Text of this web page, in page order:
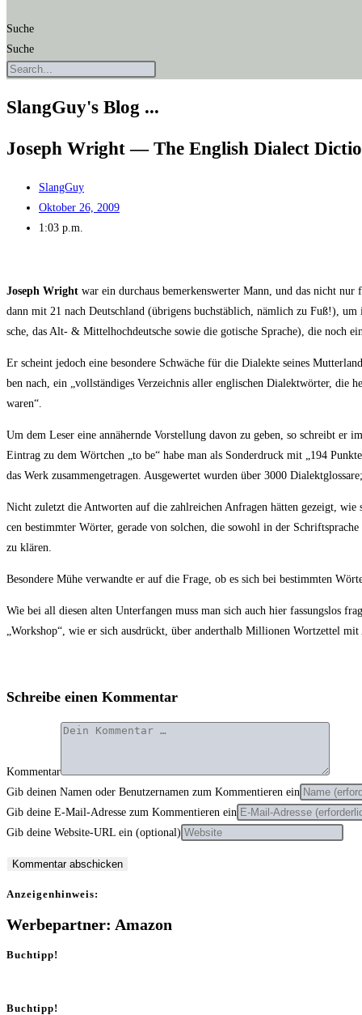
Suche
Suche
SlangGuy's Blog ...
Joseph Wright — The Eng­lish Dialect
SlangGuy
Oktober 26, 2009
1:03 p.m.
Joseph Wright war ein durch­aus bemer­kens­wer­ter Mann, und das nicht
dann mit 21 nach Deutsch­land (übri­gens buch­stäb­lich, näm­lich zu Fuß!),
sche, das Alt- & Mit­tel­hoch­deut­sche sowie die goti­sche Spra­che), die noch
Er scheint jedoch eine beson­de­re Schwä­che für die Dia­lek­te sei­nes
ben nach, ein „voll­stän­di­ges Ver­zeich­nis aller eng­li­schen Dia­lekt­wör­ter, die
waren“.
Um dem Leser eine annä­hern­de Vor­stel­lung davon zu geben, so schreibt er
Ein­trag zu dem Wört­chen „to be“ habe man als Son­der­druck mit „194
das Werk zusam­men­ge­tra­gen. Aus­ge­wer­tet wur­den über 3000
Nicht zuletzt die Ant­wor­ten auf die zahl­rei­chen Anfra­gen hät­ten gezeigt, wie
cen bestimm­ter Wör­ter, gera­de von sol­chen, die sowohl in der
zu klären.
Beson­de­re Mühe ver­wand­te er auf die Fra­ge, ob es sich bei bestimm­ten
Wie bei all die­sen alten Unter­fan­gen muss man sich auch hier fas­sungs­los
„Work­shop“, wie er sich aus­drückt, über andert­halb Mil­lio­nen Wort­zet­tel
Schreibe einen Kommentar
Kommentar
Gib deinen Namen oder Benutzernamen zum Kommentieren ein
Gib deine E-Mail-Adresse zum Kommentieren ein
Gib deine Website-URL ein (optional)
Anzei­gen­hin­weis:
Werbepartner: Amazon
Buchtipp!
Buchtipp!